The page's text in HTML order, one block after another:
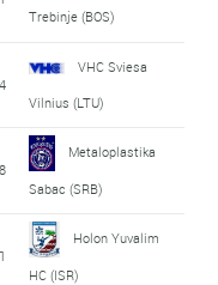
Trebinje (BOS)
VHC Sviesa
Vilnius (LTU)
Metaloplastika
Sabac (SRB)
Holon Yuvalim
HC (ISR)